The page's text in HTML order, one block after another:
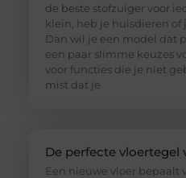
de beste stofzuiger voor
klein, heb je huisdieren of
Dan wil je een model dat
een paar slimme keuzes
voor functies die je niet
mist dat je
De perfecte vloertegel
Een nieuwe vloer bepaalt